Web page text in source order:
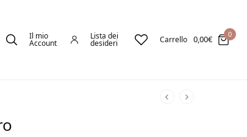
Il mio
Account
Lista dei
desideri Carrello 0,00€ 0